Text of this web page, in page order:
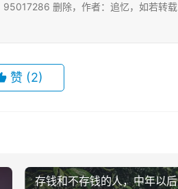
删除，作者：追忆，如若转载
赞 (2)
存钱和不存钱的人，中年以